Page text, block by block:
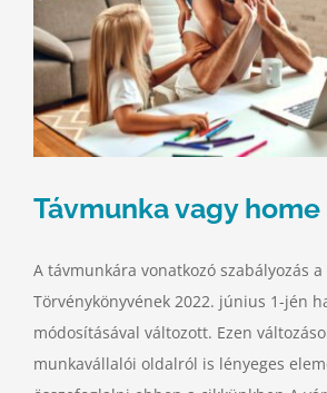
Távmunka vagy home
A távmunkára vonatkozó szabályozás
Törvénykönyvének 2022. június 1-jén
módosításával változott. Ezen
munkavállalói oldalról is lényeges